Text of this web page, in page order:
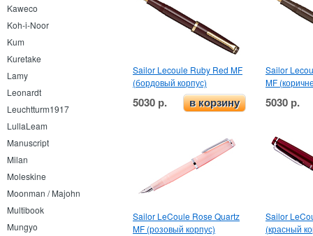
Kaweco
Koh-i-Noor
Kum
Kuretake
Lamy
Leonardt
Leuchtturm1917
LullaLeam
Manuscript
Milan
Moleskine
Moonman / Majohn
Multibook
Mungyo
Sailor Lecoule Ruby Red MF
(бордовый корпус)
5030 р. в корзину
Sailor
MF
5030 р.
Sailor LeCoule Rose Quartz
MF (розовый корпус)
Sailor
(красный